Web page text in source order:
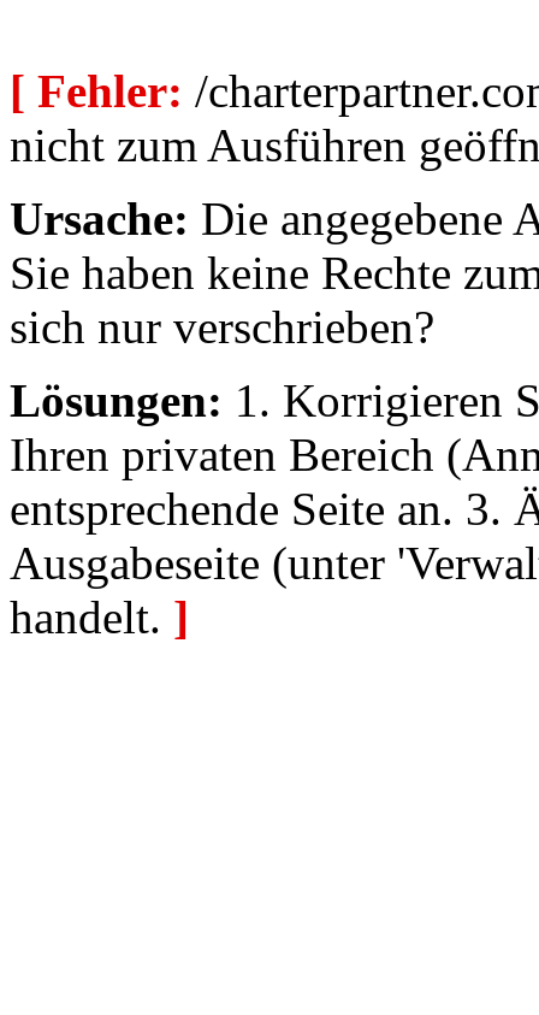
[ Fehler: /
nicht zum Ausführen
Ursache: Die angegebene
Sie haben keine Rechte
sich nur verschrieben?
Lösungen: 1. Korrigieren
Ihren privaten Bereich
entsprechende Seite an. 3.
Ausgabeseite (unter
handelt. ]